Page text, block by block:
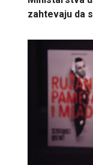
zahtevaju da